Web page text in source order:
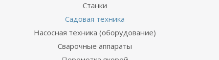
Станки
Садовая техника
Насосная техника (оборудование)
Сварочные аппараты